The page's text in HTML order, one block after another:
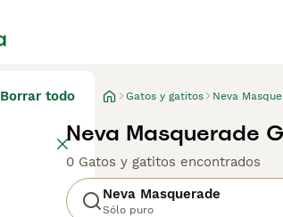
Borrar todo Gatos y gatitos Neva
Neva Masquerade
0 Gatos y gatitos encontrados
Neva Masquerade
Sólo puro